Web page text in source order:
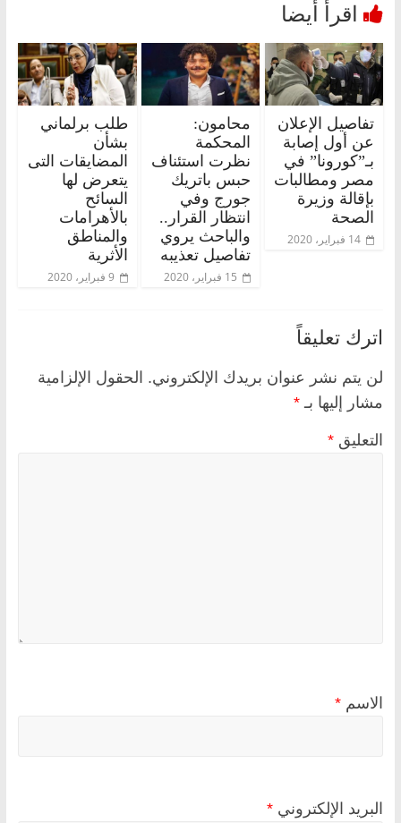
تفاصيل الإعلان
عن أول إصابة
بـ”كورونا” في
مصر ومطالبات
بإقالة وزيرة
الصحة
14 فبراير، 2020
محامون:
المحكمة
نظرت استئناف
حبس باتريك
جورج وفي
انتظار القرار..
والباحث يروي
تفاصيل تعذيبه
15 فبراير، 2020
طلب برلماني
بشأن
المضايقات التى
يتعرض لها
السائح
بالأهرامات
والمناطق
الأثرية
9 فبراير، 2020
اترك تعليقاً
لن يتم نشر عنوان بريدك الإلكتروني. الحقول الإلزامية
مشار إليها بـ *
التعليق *
الاسم *
البريد الإلكتروني *